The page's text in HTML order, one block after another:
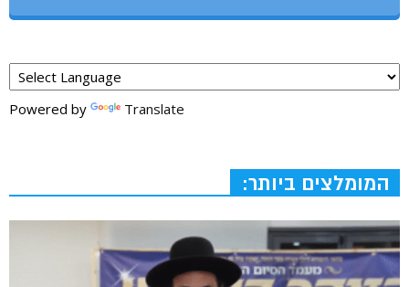
Powered by Translate
המומלצים ביותר: